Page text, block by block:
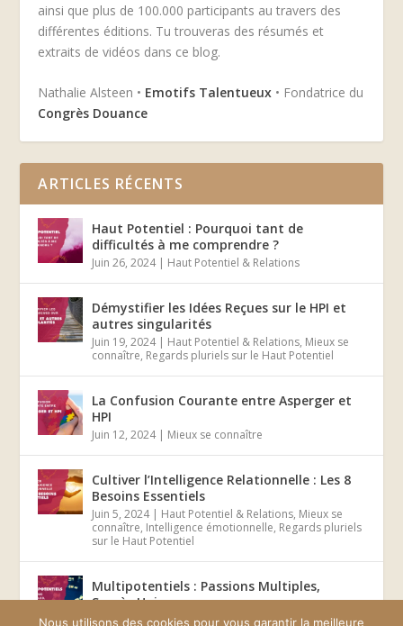
ainsi que plus de 100.000 participants au travers des
différentes éditions. Tu trouveras des résumés et
extraits de vidéos dans ce blog.
Nathalie Alsteen • Emotifs Talentueux • Fondatrice du
Congrès Douance
ARTICLES RÉCENTS
Haut Potentiel : Pourquoi tant de
difficultés à me comprendre ?
Juin 26, 2024| Haut Potentiel & Relations
Démystifier les Idées Reçues sur le HPI et
autres singularités
Juin 19, 2024| Haut Potentiel & Relations, Mieux se
connaître, Regards pluriels sur le Haut Potentiel
La Confusion Courante entre Asperger et
HPI
Juin 12, 2024| Mieux se connaître
Cultiver l’Intelligence Relationnelle : Les 8
Besoins Essentiels
Juin 5, 2024| Haut Potentiel & Relations, Mieux se
connaître, Intelligence émotionnelle, Regards pluriels
sur le Haut Potentiel
Multipotentiels : Passions Multiples,
Succès Unique
Mai 29, 2024|Mieux se connaître
Nous utilisons des cookies pour vous garantir la meilleure